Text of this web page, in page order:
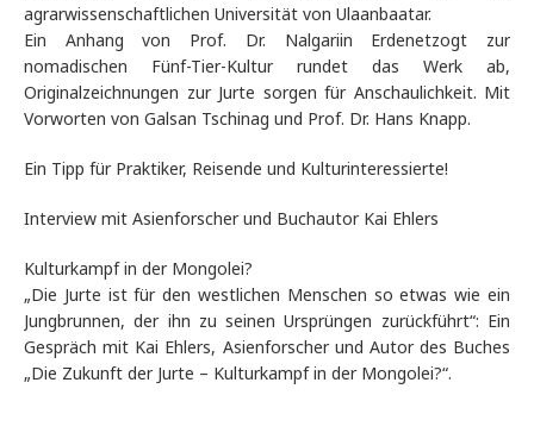
agrarwissenschaftlichen Universität von Ulaanbaatar.
Ein Anhang von Prof. Dr. Nalgariin Erdenetzogt zur
nomadischen Fünf-Tier-Kultur rundet das Werk ab,
Originalzeichnungen zur Jurte sorgen für Anschaulichkeit. Mit
Vorworten von Galsan Tschinag und Prof. Dr. Hans Knapp.
Ein Tipp für Praktiker, Reisende und Kulturinteressierte!
Interview mit Asienforscher und Buchautor Kai Ehlers
Kulturkampf in der Mongolei?
„Die Jurte ist für den westlichen Menschen so etwas wie ein
Jungbrunnen, der ihn zu seinen Ursprüngen zurückführt“: Ein
Gespräch mit Kai Ehlers, Asienforscher und Autor des Buches
„Die Zukunft der Jurte – Kulturkampf in der Mongolei?“.